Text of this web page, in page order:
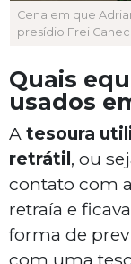
Cena em que
presídio Frei
Quais
usados
A tesoura
retrátil, ou
contato com
retraía e
forma de
com uma